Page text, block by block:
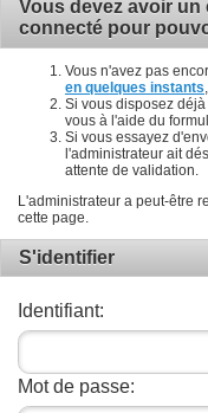
Vous devez avoir un
connecté pour
Vous n'avez pas
en quelques instants
Si vous disposez
vous à l'aide du
Si vous essayez
l'administrateur ait
attente de validation.
L'administrateur a peut-être
cette page.
S'identifier
Identifiant:
Mot de passe: